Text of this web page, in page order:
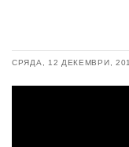
СРЯДА, 12 ДЕКЕМВРИ,